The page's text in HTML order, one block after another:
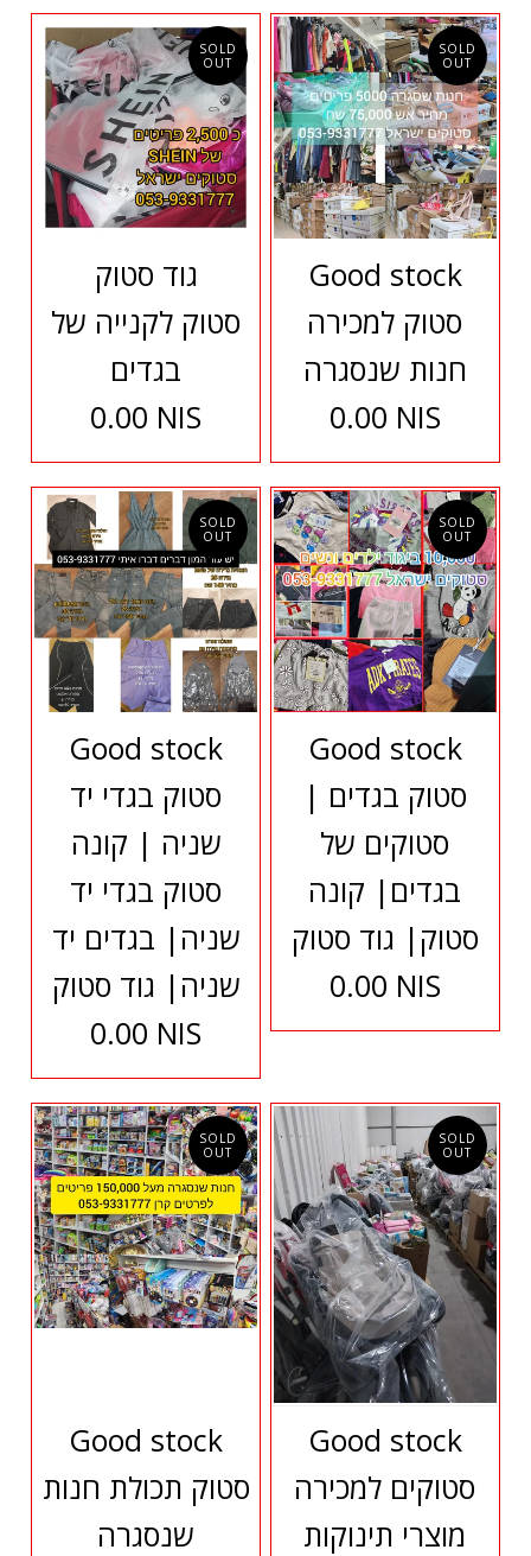
SOLD
OUT
גוד סטוק
סטוק לקנייה של
בגדים
0.00 NIS
SOLD
OUT
Good stock
סטוק למכירה
חנות שנסגרה
0.00 NIS
SOLD
OUT
Good stock
סטוק בגדי יד
שניה | קונה
סטוק בגדי יד
שניה| בגדים יד
שניה| גוד סטוק
0.00 NIS
SOLD
OUT
Good stock
סטוק בגדים |
סטוקים של
בגדים| קונה
סטוק| גוד סטוק
0.00 NIS
SOLD
OUT
Good stock
סטוק תכולת חנות
שנסגרה
SOLD
OUT
Good stock
סטוקים למכירה
מוצרי תינוקות